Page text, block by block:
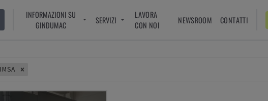
INFORMAZIONI SU
GINDUMAC
SERVIZI
LAVORA
CON NOI
NEWSROOM CONTATTI
IMSA